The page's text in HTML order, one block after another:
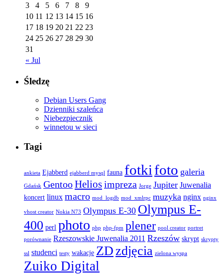
« Jul
3
4 5 6 7 8
9
10 11 12 13 14 15 16
17 18 19 20 21 22 23
24 25 26 27 28 29 30
31
Śledzę
Debian Users Gang
Dzienniki szaleńca
Niebezpiecznik
winnetou w sieci
Tagi
ankieta Ejabberd ejabberd mysql fauna fotki foto galeria
Gdańsk GentooHeliosimpreza Jorge Jupiter Juwenalia
koncert linux macro mod_logdb mod_xmlrpc muzyka nginx nginx
vhost creator Nokia N73 Olympus E-30 Olympus E-
400 perl photo php php-fpm plener pool creator portret
porównanie Rzeszowskie Juwenalia 2011 Rzeszów skrypt skrypty
ssl studenci testy wakacje ZD zdjęcia zielona wyspa
Zuiko Digital